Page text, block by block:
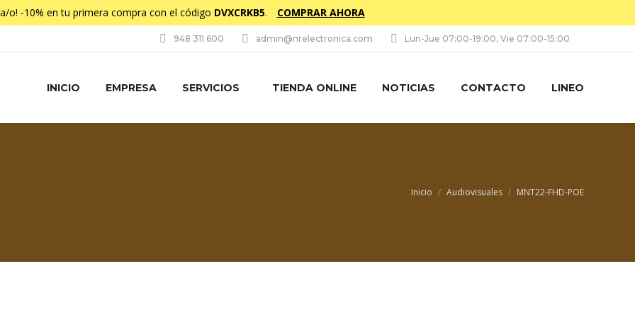
o! -10% en tu primera compra con el código DVXCRKB5. COMPRAR AHORA
948 311 600 admin@nrelectronica.com Lun-Jue 07:00-19:00, Vie 07:00-15:00
INICIO EMPRESA SERVICIOS TIENDA ONLINE NOTICIAS CONTACTO LINEO
Estás aquí:
Inicio Audiovisuales MNT22-FHD-POE